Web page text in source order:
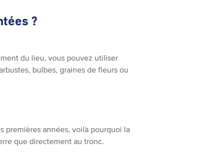
?
du lieu, vous pouvez utiliser
bulbes, graines de fleurs ou
premières années, voilà pourquoi la
que directement au tronc.